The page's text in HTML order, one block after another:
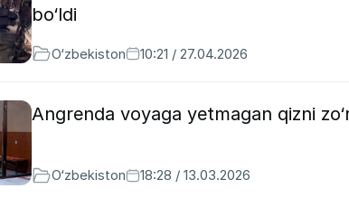
bo‘ldi
O‘zbekiston 10:21 / 27.04.2026
Angrenda voyaga yetmagan qizni
O‘zbekiston 18:28 / 13.03.2026